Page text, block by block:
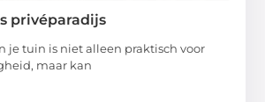
privéparadijs
je tuin is niet alleen praktisch voor
maar kan